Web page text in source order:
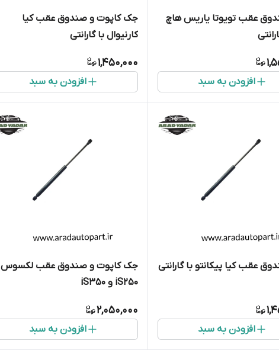
عقب تویوتا یاریس هاچ
افزودن به سبد
جک کاپوت و صندوق عقب کیا
کارنیوال با گارانتی
1,450,000
افزودن به سبد
افزودن به سبد
جک کاپوت و صندوق عقب لکسوس
iS250 و iS350
2,050,000
افزودن به سبد